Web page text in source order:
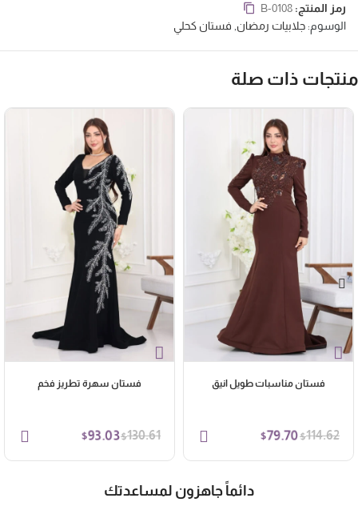
رمز المنتج:B-0108
الوسوم:جلابيات رمضان, فستان كحلي
ذات صلة
فستان مناسبات طويل انيق
$114.62
$79.70
فستان سهرة تطريز فخم
$130.61
$93.03
دائماً جاهزون لمساعدتك